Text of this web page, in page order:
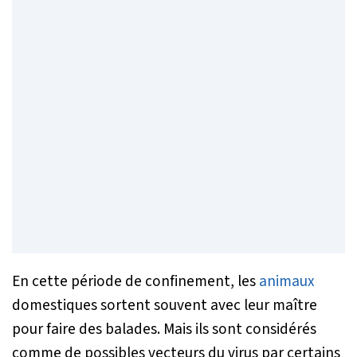
En cette période de confinement, lesanimaux
domestiques sortent souvent avec leur maître
pour faire des balades. Mais ils sont considérés